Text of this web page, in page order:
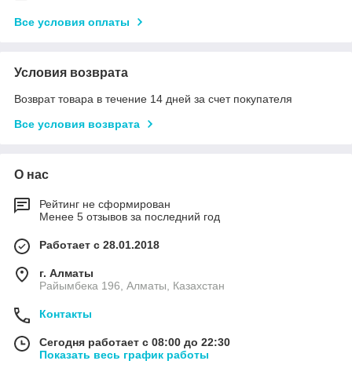
Все условия оплаты
Условия возврата
Возврат товара в течение 14 дней за счет покупателя
Все условия возврата
О нас
Рейтинг не сформирован
Менее 5 отзывов за последний год
Работает с 28.01.2018
г. Алматы
Райымбека 196, Алматы, Казахстан
Контакты
Сегодня работает с 08:00 до 22:30
Показать весь график работы